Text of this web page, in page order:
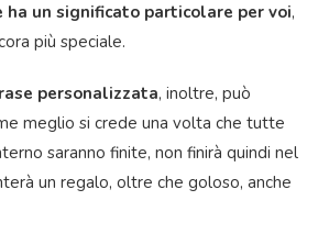
ha un significato particolare per voi,
più speciale.
personalizzata, inoltre, può
meglio si crede una volta che tutte
saranno finite, non finirà quindi nel
un regalo, oltre che goloso, anche